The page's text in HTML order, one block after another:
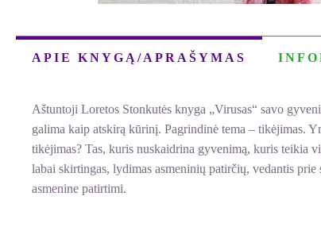
APIE KNYGĄ/APRAŠYMAS
Aštuntoji Loretos Stonkutės knyga „Virusas“ savo
galima kaip atskirą kūrinį. Pagrindinė tema – tikėjimas.
tikėjimas? Tas, kuris nuskaidrina gyvenimą, kuris teikia
labai skirtingas, lydimas asmeninių patirčių, vedantis
asmenine patirtimi.